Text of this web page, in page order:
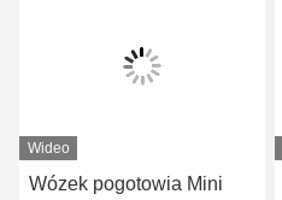
Wideo
Wózek pogotowia Mini